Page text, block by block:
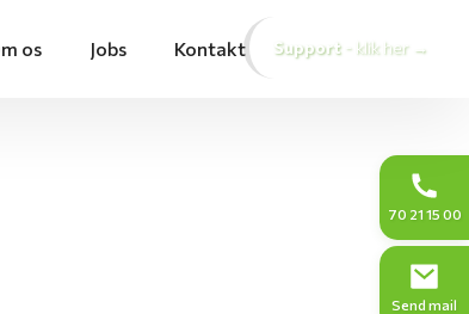
70 21 15 00
Send mail
os Jobs Kontakt Support - klik her →